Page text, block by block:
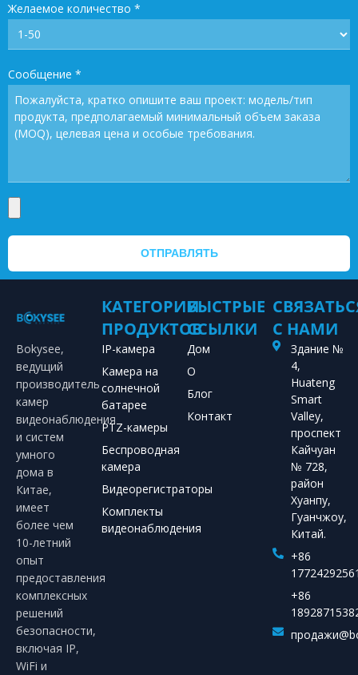
Желаемое количество *
Сообщение *
ОТПРАВЛЯТЬ
Bokysee,
ведущий
производитель
камер
видеонаблюдения
и систем
умного
дома в
Китае,
имеет
более чем
10-летний
опыт
предоставления
комплексных
решений
безопасности,
включая IP,
WiFi и
КАТЕГОРИИ
ПРОДУКТОВ
IP-камера
Камера на
солнечной
батарее
PTZ-камеры
Беспроводная
камера
Видеорегистраторы
Комплекты
видеонаблюдения
БЫСТРЫЕ
ССЫЛКИ
Дом
О
Блог
Контакт
С НАМИ
Здание №
4,
Huateng
Smart
Valley,
проспект
Кайчуан
№ 728,
район
Хуанпу,
Гуанчжоу,
Китай.
+86
+86